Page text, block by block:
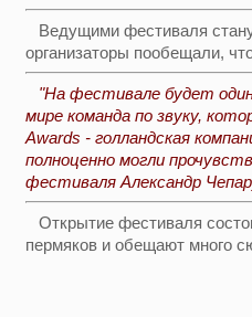
Ведущими фестиваля
организаторы пообещали,
"На фестивале будет
мире команда по звуку,
Awards - голландская
полноценно могли
фестиваля Александр
Открытие фестиваля
пермяков и обещают много